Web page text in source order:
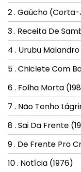
2 . Gaúcho
3 . Receita De
4 . Urubu Malandro
5 . Chiclete Com
6 . Folha Morta
7 . Não Tenho
8 . Sai Da Frente
9 . De Frente Pro
10 . Notícia (1976)